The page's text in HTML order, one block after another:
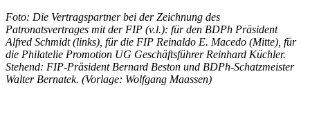
Foto: Die Vertragspartner bei der Zeichnung des
Patronatsvertrages mit der FIP (v.l.): für den BDPh Präsident
Alfred Schmidt (links), für die FIP Reinaldo E. Macedo (Mitte), für
die Philatelie Promotion UG Geschäftsführer Reinhard Küchler.
Stehend: FIP-Präsident Bernard Beston und BDPh-Schatzmeister
Walter Bernatek. (Vorlage: Wolfgang Maassen)